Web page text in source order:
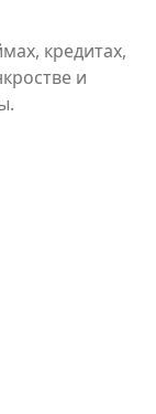
кредитах,
и